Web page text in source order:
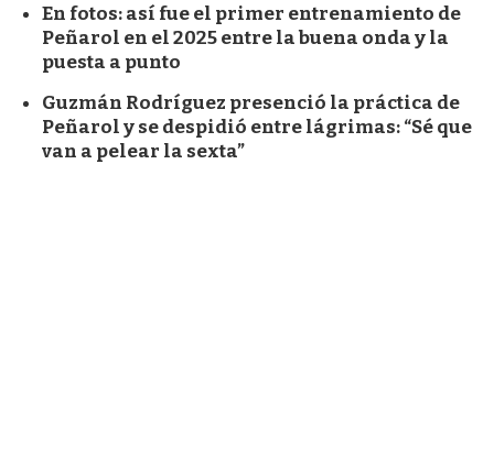
En fotos: así fue el primer entrenamiento de
Peñarol en el 2025 entre la buena onda y la
puesta a punto
Guzmán Rodríguez presenció la práctica de
Peñarol y se despidió entre lágrimas: “Sé que
van a pelear la sexta”